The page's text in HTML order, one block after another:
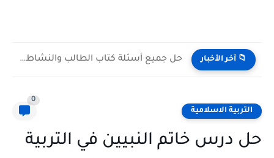
📁 آخر الأخبار حل جميع أسئلة كتاب الطالب والنشاط في الاحياء للصف العاشر...
التربية الاسلامية
0
حل درس خاتم النبيين في التربية